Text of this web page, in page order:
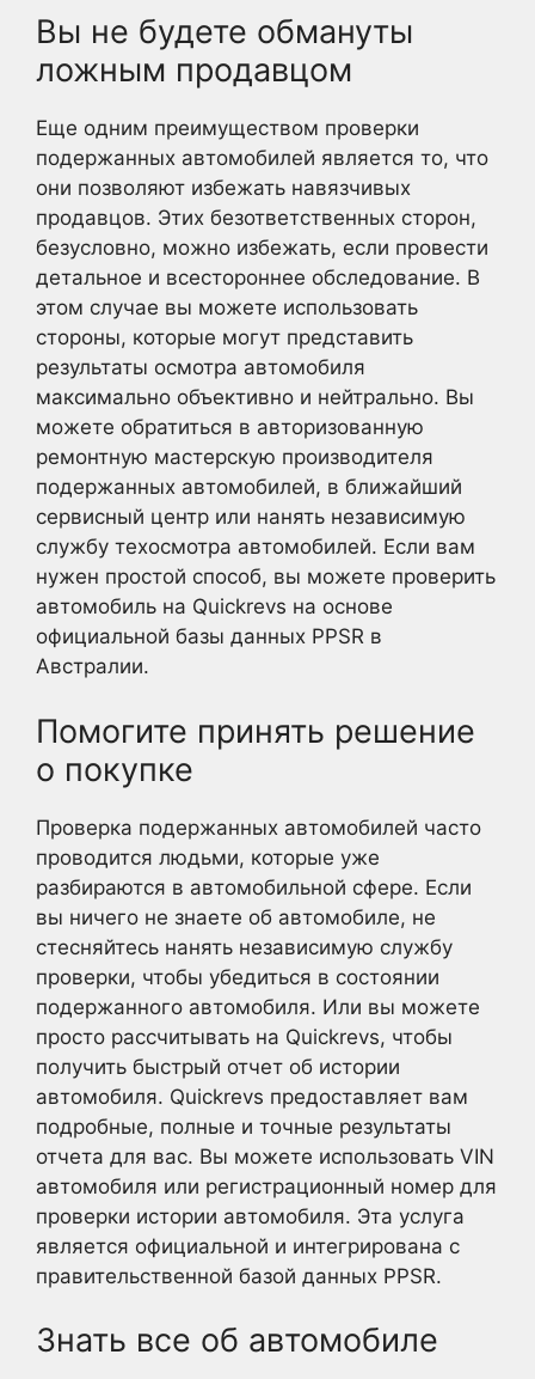
Вы не будете обмануты
ложным продавцом
Еще одним преимуществом проверки
подержанных автомобилей является то, что
они позволяют избежать навязчивых
продавцов. Этих безответственных сторон,
безусловно, можно избежать, если провести
детальное и всестороннее обследование. В
этом случае вы можете использовать
стороны, которые могут представить
результаты осмотра автомобиля
максимально объективно и нейтрально. Вы
можете обратиться в авторизованную
ремонтную мастерскую производителя
подержанных автомобилей, в ближайший
сервисный центр или нанять независимую
службу техосмотра автомобилей. Если вам
нужен простой способ, вы можете проверить
автомобиль на Quickrevs на основе
официальной базы данных PPSR в
Австралии.
Помогите принять решение
о покупке
Проверка подержанных автомобилей часто
проводится людьми, которые уже
разбираются в автомобильной сфере. Если
вы ничего не знаете об автомобиле, не
стесняйтесь нанять независимую службу
проверки, чтобы убедиться в состоянии
подержанного автомобиля. Или вы можете
просто рассчитывать на Quickrevs, чтобы
получить быстрый отчет об истории
автомобиля. Quickrevs предоставляет вам
подробные, полные и точные результаты
отчета для вас. Вы можете использовать VIN
автомобиля или регистрационный номер для
проверки истории автомобиля. Эта услуга
является официальной и интегрирована с
правительственной базой данных PPSR.
Знать все об автомобиле